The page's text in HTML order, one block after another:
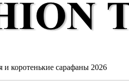
коротенькие сарафаны 2026